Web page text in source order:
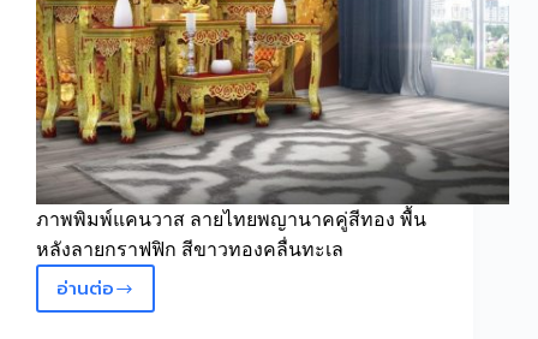
ภาพพิมพ์แคนวาส ลายไทยพญานาคคู่สีทอง พื้น
หลังลายกราฟฟิก สีขาวทองคลื่นทะเล
อ่านต่อวอลเปเปอร์